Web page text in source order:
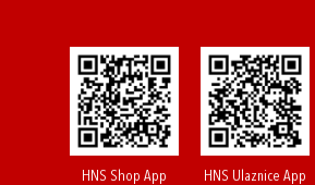
HNS Shop App HNS Ulaznice App